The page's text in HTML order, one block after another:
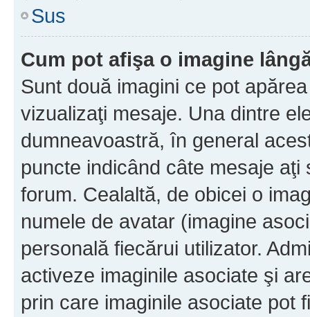
Sus
Cum pot afişa o imagine
Sunt două imagini ce pot
vizualizaţi mesaje. Una dintre
dumneavoastră, în general
puncte indicând câte mesaje
forum. Cealaltă, de obicei o
numele de avatar (imagine
personală fiecărui utilizator.
activeze imaginile asociate şi
prin care imaginile asociate pot